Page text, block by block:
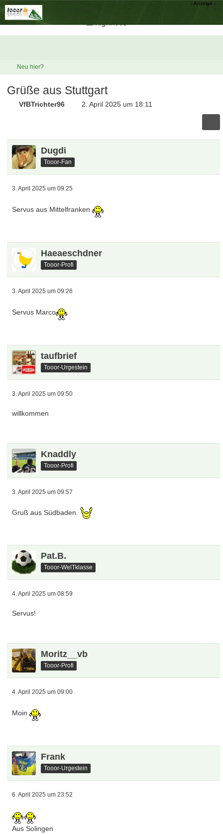
Neu hier?
Grüße aus Stuttgart
VfBTrichter96 2. April 2025 um 18:11
Dugdi
Tooor-Fan
3. April 2025 um 09:25
Servus aus Mittelfranken
Haeaeschdner
Tooor-Profi
3. April 2025 um 09:26
Servus Marco
taufbrief
Tooor-Urgestein
3. April 2025 um 09:50
willkommen
Knaddly
Tooor-Profi
3. April 2025 um 09:57
Gruß aus Südbaden.
Pat.B.
Tooor-WelTklasse
4. April 2025 um 08:59
Servus!
Moritz__vb
Tooor-Profi
4. April 2025 um 09:00
Moin
Frank
Tooor-Urgestein
6. April 2025 um 23:52
Aus Solingen